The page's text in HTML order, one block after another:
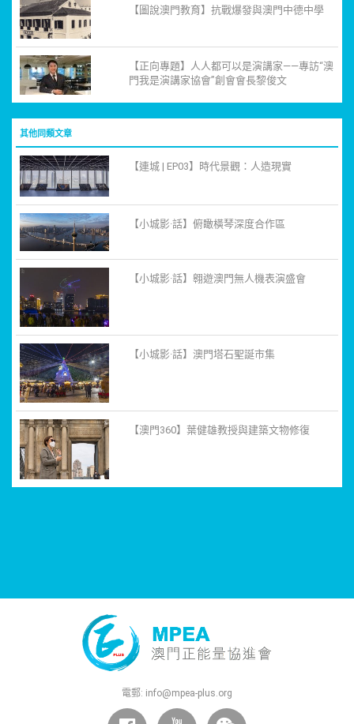
【圖說澳門教育】抗戰爆發與澳門中德中學
【正向專題】人人都可以是演講家——專訪“澳
門我是演講家協會”創會會長黎俊文
其他同類文章
【連城 | EP03】時代景觀：人造現實
【小城影·話】俯瞰橫琴深度合作區
【小城影·話】翱遊澳門無人機表演盛會
【小城影·話】澳門塔石聖誕市集
【澳門360】葉健雄教授與建築文物修復
電郵: info@mpea-plus.org